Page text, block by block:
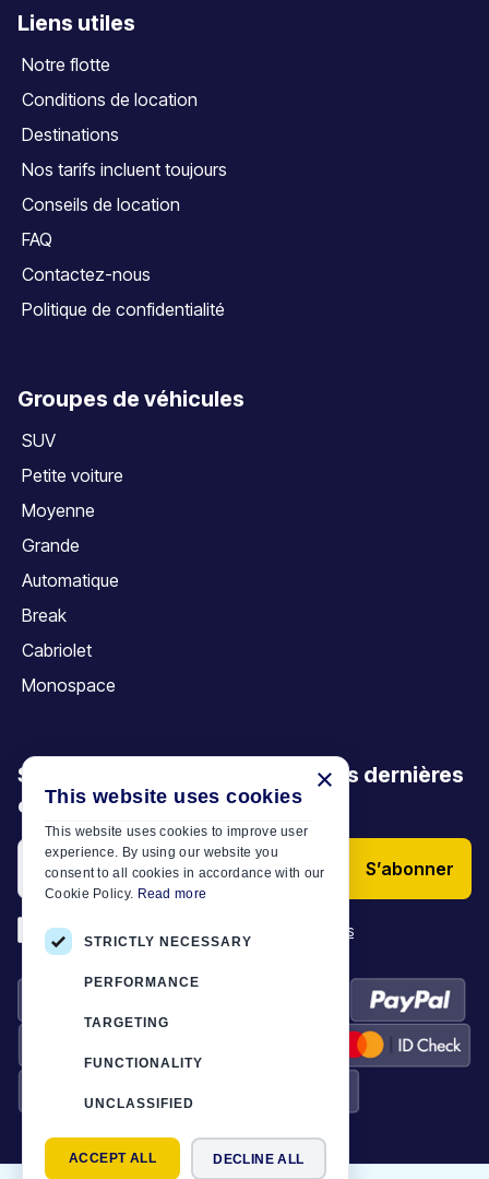
Liens utiles
Notre flotte
Conditions de location
Destinations
Nos tarifs incluent toujours
Conseils de location
FAQ
Contactez-nous
Politique de confidentialité
Groupes de véhicules
SUV
Petite voiture
Moyenne
Grande
Automatique
Break
Cabriolet
Monospace
Soyez le premier à découvrir nos dernières
offres, promotions et articles
S’abonner
*J’ai lu et j’accepte les Conditions générales
×
This website uses cookies
This website uses cookies to improve user
experience. By using our website you
consent to all cookies in accordance with our
Cookie Policy. Read more
STRICTLY NECESSARY
PERFORMANCE
TARGETING
FUNCTIONALITY
UNCLASSIFIED
ACCEPT ALL DECLINE ALL